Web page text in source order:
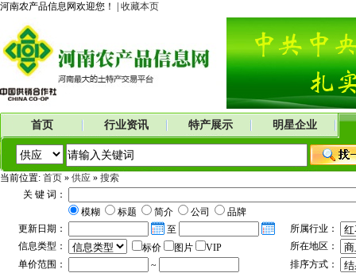
河南农产品信息网欢迎您！ | 收藏本页
首页 行业资讯 特产展示 明星企业
当前位置: 首页 » 供应 » 搜索
关 键 词：
模糊
标题 简介 公司
品牌
更新日期：
至
所属行业：
信息类型：
标价 图片 VIP
所在地区：
单价范围：
~ 排序方式：